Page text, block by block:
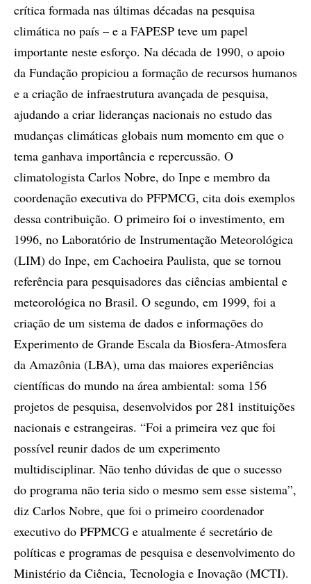
crítica formada nas últimas décadas na pesquisa
climática no país – e a FAPESP teve um papel
importante neste esforço. Na década de 1990, o apoio
da Fundação propiciou a formação de recursos humanos
e a criação de infraestrutura avançada de pesquisa,
ajudando a criar lideranças nacionais no estudo das
mudanças climáticas globais num momento em que o
tema ganhava importância e repercussão. O
climatologista Carlos Nobre, do Inpe e membro da
coordenação executiva do PFPMCG, cita dois exemplos
dessa contribuição. O primeiro foi o investimento, em
1996, no Laboratório de Instrumentação Meteorológica
(LIM) do Inpe, em Cachoeira Paulista, que se tornou
referência para pesquisadores das ciências ambiental e
meteorológica no Brasil. O segundo, em 1999, foi a
criação de um sistema de dados e informações do
Experimento de Grande Escala da Biosfera-Atmosfera
da Amazônia (LBA), uma das maiores experiências
científicas do mundo na área ambiental: soma 156
projetos de pesquisa, desenvolvidos por 281 instituições
nacionais e estrangeiras. “Foi a primeira vez que foi
possível reunir dados de um experimento
multidisciplinar. Não tenho dúvidas de que o sucesso
do programa não teria sido o mesmo sem esse sistema”,
diz Carlos Nobre, que foi o primeiro coordenador
executivo do PFPMCG e atualmente é secretário de
políticas e programas de pesquisa e desenvolvimento do
Ministério da Ciência, Tecnologia e Inovação (MCTI).